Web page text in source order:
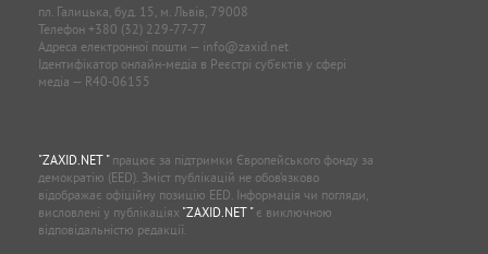
пл. Галицька, буд. 15, м. Львів, 79008
Телефон +380 (32) 229-77-77
Адреса електронної пошти — info@zaxid.net
Ідентифікатор онлайн-медіа в Реєстрі суб'єктів у сфері
медіа — R40-06155
"ZAXID.NET "працює за підтримки Європейського фонду за
демократію (EED). Зміст публікацій не обов’язково
відображає офіційну позицію EED. Інформація чи погляди,
висловлені у публікаціях "ZAXID.NET "є виключною
відповідальністю редакції.